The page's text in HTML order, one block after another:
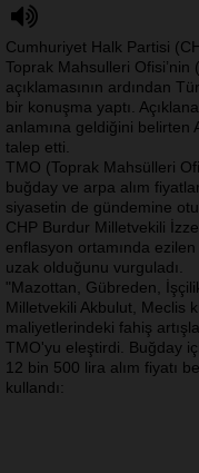
Cumhuriyet Halk Partisi
Toprak Mahsulleri Ofisi’nin
açıklamasının ardından
bir konuşma yaptı.
anlamına geldiğini belirten
talep etti.
TMO (Toprak Mahsülleri
buğday ve arpa alım
siyasetin de gündemine
CHP Burdur Milletvekili
enflasyon ortamında
uzak olduğunu vurguladı.
"Mazottan, Gübreden,
Milletvekili Akbulut, Meclis
maliyetlerindeki fahiş
TMO'yu eleştirdi. Buğday
12 bin 500 lira alım fiyatı
kullandı: